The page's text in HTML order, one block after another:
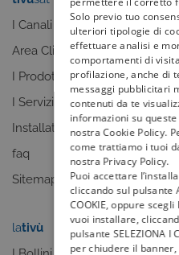
I Canali
Area Clienti
I Prodotti
I Servizi
Installatori
faq
Sitemap
lativù
Solo previo tuo
ulteriori tipologie di
effettuare analisi e
comportamenti di
profilazione, anche di
messaggi pubblicitari
contenuti da te
informazioni su
nostra Cookie Policy.
come trattiamo i tuoi
nostra Privacy Policy.
Puoi accettare
cliccando sul pulsante
COOKIE, oppure
vuoi installare,
pulsante SELEZIONA I
per chiudere il